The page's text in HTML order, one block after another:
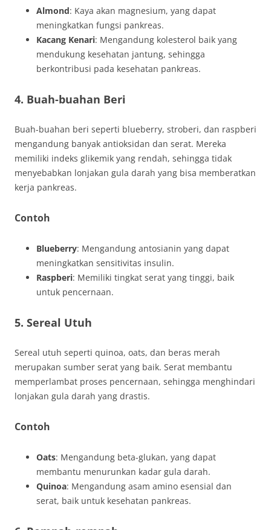
Almond: Kaya akan magnesium, yang dapat
meningkatkan fungsi pankreas.
Kacang Kenari: Mengandung kolesterol baik yang
mendukung kesehatan jantung, sehingga
berkontribusi pada kesehatan pankreas.
4. Buah-buahan Beri
Buah-buahan beri seperti blueberry, stroberi, dan raspberi
mengandung banyak antioksidan dan serat. Mereka
memiliki indeks glikemik yang rendah, sehingga tidak
menyebabkan lonjakan gula darah yang bisa memberatkan
kerja pankreas.
Contoh
Blueberry: Mengandung antosianin yang dapat
meningkatkan sensitivitas insulin.
Raspberi: Memiliki tingkat serat yang tinggi, baik
untuk pencernaan.
5. Sereal Utuh
Sereal utuh seperti quinoa, oats, dan beras merah
merupakan sumber serat yang baik. Serat membantu
memperlambat proses pencernaan, sehingga menghindari
lonjakan gula darah yang drastis.
Contoh
Oats: Mengandung beta-glukan, yang dapat
membantu menurunkan kadar gula darah.
Quinoa: Mengandung asam amino esensial dan
serat, baik untuk kesehatan pankreas.